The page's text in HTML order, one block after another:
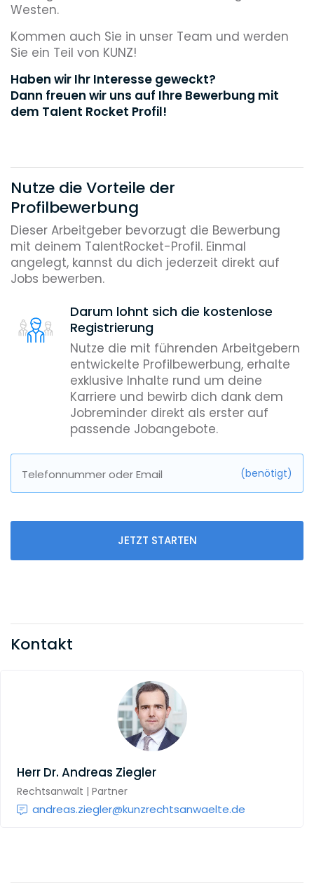
Westen.
Kommen auch Sie in unser Team und werden
Sie ein Teil von KUNZ!
Haben wir Ihr Interesse geweckt?
Dann freuen wir uns auf Ihre Bewerbung mit
dem Talent Rocket Profil!
Nutze die Vorteile der
Profilbewerbung
Dieser Arbeitgeber bevorzugt die Bewerbung
mit deinem TalentRocket-Profil. Einmal
angelegt, kannst du dich jederzeit direkt auf
Jobs bewerben.
Darum lohnt sich die kostenlose
Registrierung
Nutze die mit führenden Arbeitgebern
entwickelte Profilbewerbung, erhalte
exklusive Inhalte rund um deine
Karriere und bewirb dich dank dem
Jobreminder direkt als erster auf
passende Jobangebote.
Telefonnummer oder Email (benötigt)
JETZT STARTEN
Kontakt
Herr Dr. Andreas Ziegler
Rechtsanwalt | Partner
andreas.ziegler@kunzrechtsanwaelte.de